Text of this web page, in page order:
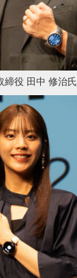
締役 田中 修治氏